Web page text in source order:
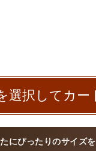
選択してカー
にぴったりのサイズ